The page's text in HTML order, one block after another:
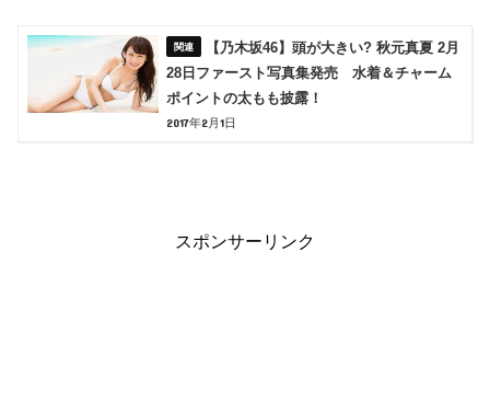
【乃木坂46】頭が大きい? 秋元真夏 2月
28日ファースト写真集発売 水着＆チャーム
ポイントの太もも披露！
2017年2月1日
スポンサーリンク